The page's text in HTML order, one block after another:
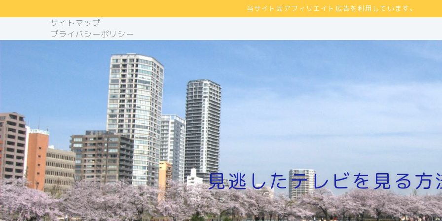
当サイトはアフィリエイト広告を利用しています。
サイトマップ
プライバシーポリシー
見逃したテレビを見る方